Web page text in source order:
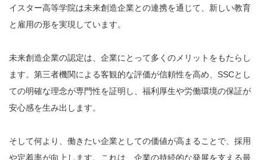
イスター高等学院は未来創造企業との連携を通じて、新しい教育
と雇用の形を実現しています。
未来創造企業の認定は、企業にとって多くのメリットをもたらし
ます。第三者機関による客観的な評価が信頼性を高め、SSCとし
ての明確な理念が専門性を証明し、福利厚生や労働環境の保証が
安心感を生み出します。
そして何より、働きたい企業としての価値が高まることで、採用
や定着率が向上します。これは、企業の持続的な発展を支える最